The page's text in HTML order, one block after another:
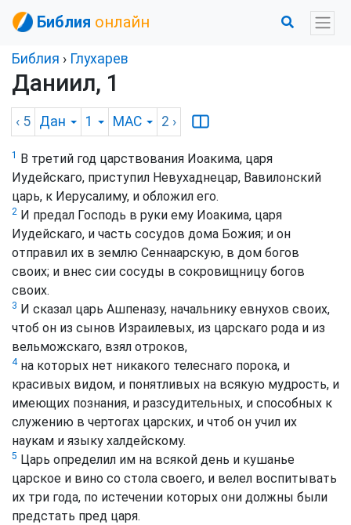
Библия онлайн
Библия › Глухарев
Даниил, 1
‹ 5 Дан 1 MAC 2 ›
1
В третий год царствования Иоакима, царя
Иудейскаго, приступил Невухаднецар, Вавилонский
царь, к Иерусалиму, и обложил его.
2 И предал Господь в руки ему Иоакима, царя
Иудейскаго, и часть сосудов дома Божия; и он
отправил их в землю Сеннаарскую, в дом богов
своих; и внес сии сосуды в сокровищницу богов
своих.
3 И сказал царь Ашпеназу, начальнику евнухов своих,
чтоб он из сынов Израилевых, из царскаго рода и из
вельможскаго, взял отроков,
4на которых нет никакого телеснаго порока, и
красивых видом, и понятливых на всякую мудрость, и
имеющих познания, и разсудительных, и способных к
служению в чертогах царских, и чтоб он учил их
наукам и языку халдейскому.
5 Царь определил им на всякой день и кушанье
царское и вино со стола своего, и велел воспитывать
их три года, по истечении которых они должны были
предстать пред царя.